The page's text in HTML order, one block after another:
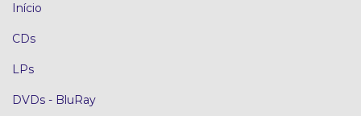
Início
CDs
LPs
DVDs - BluRay